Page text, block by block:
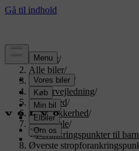
Support/
Alle biler/
EX90 2026 /
Brugervejledning/
Sikkerhed/
Børnesikkerhed/
Barnestole/
Forankringspunkter til
Øverste